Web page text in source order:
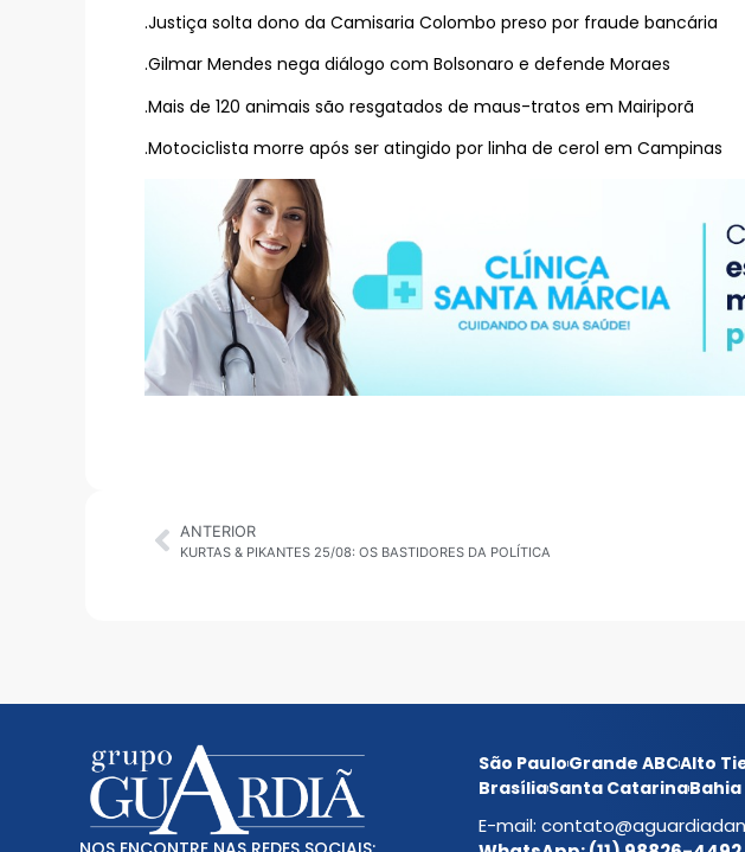
.Justiça solta dono da Camisaria Colombo preso por fraude bancária
.Gilmar Mendes nega diálogo com Bolsonaro e defende Moraes
.Mais de 120 animais são resgatados de maus-tratos em Mairiporã
.Motociclista morre após ser atingido por linha de cerol em Campinas
ANTERIOR
KURTAS & PIKANTES 25/08: OS BASTIDORES DA POLÍTICA
São PauloGrande ABCAlto
BrasíliaSanta CatarinaBahia
E-mail: